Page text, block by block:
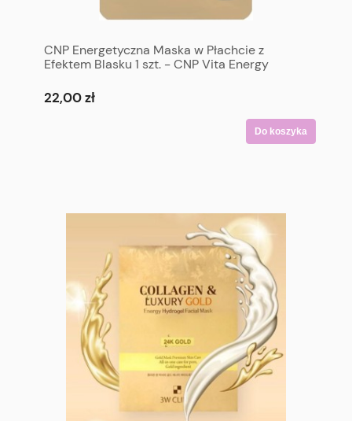
CNP Energetyczna Maska w Płachcie z
Efektem Blasku 1 szt. - CNP Vita Energy
22,00 zł
Do koszyka